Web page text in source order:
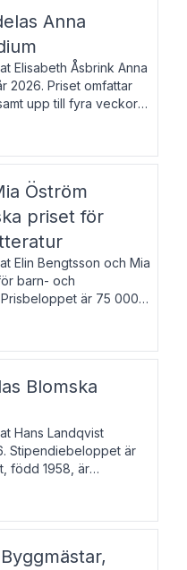
Anna
Elisabeth Åsbrink Anna
2026. Priset omfattar
upp till fyra veckors
i Berlin. Elisabeth
Öström
priset för
Elin Bengtsson och Mia
barn- och
är 75 000
född 1987, är författare
Blomska
Hans Landqvist
Stipendiebeloppet är
född 1958, är
universitet. Han
Författn